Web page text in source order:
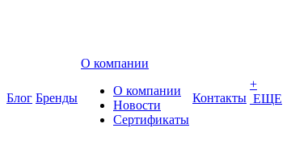
Блог Бренды
О компании
О компании
Новости
Сертификаты
Контакты
+
ЕЩЕ